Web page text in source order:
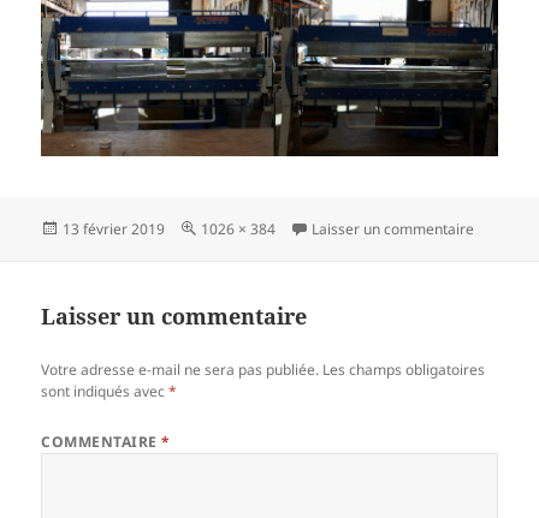
Publié
13 février 2019
Taille
1026 × 384 Laisser un commentaire
Laisser un commentaire
Votre adresse e-mail ne sera pas publiée. Les champs obligatoires
sont indiqués avec*
COMMENTAIRE*